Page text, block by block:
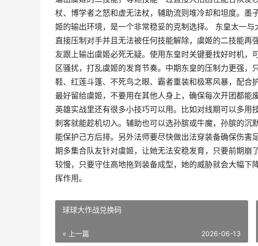
杖、博学者之怒和虚无法杖，辅助流则堆冷却和坦度。
姬的输出环境，是一个非常稳妥的克制选择。 东皇太一
直接压制对手并且无法被任何技能解除，虞姬的二技能
友跟上输出虞姬必死无疑。使用东皇时关键要找好时机
区骚扰，打乱虞姬的发育节奏。中期东皇的压制力更强
鞋、红莲斗篷、不死鸟之眼、霸者重装和极寒风暴，配
最好留给虞姬，不要用在其他人身上，确保每次开团都
英雄实战里还有很多小技巧可以用。比如对线期可以多
刺客就能趁机切入。辅助也可以选孙膑或牛魔，孙膑的
能保护己方后排。另外法师要尽快做出法穿装备确保伤
期多集合队友针对虞姬，让她无法安稳发育，只要前期
较慢，只要守住高地拖到装备成型，她的威胁就会大幅
挥作用。
球球大作战兑换码
« 上一篇 2026-06-13